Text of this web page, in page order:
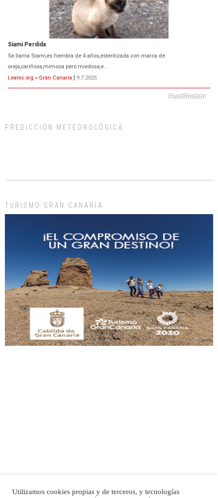
Siami Perdida
Se llama Siami,es hembra de 4 años,esterilizada con marca de
oreja,cariñosa,mimosa pero miedosa,e...
Leales.org » Gran Canaria
9.7.2025
días, ella incluida...
Gato manso encontrado
Este gato macho ha aparecido en la calle hace menos de un mes, es muy
manso y extremadamente cari...
Leales.org » Gran Canaria | 9.7.2025
SHIBA PERDIDO AVDA JOSE MESA Y LOPEZ
PREDICCIÓN METEOROLÓGICA
TURISMO GRAN CANARIA
Utilizamos cookies propias y de terceros, y tecnologías